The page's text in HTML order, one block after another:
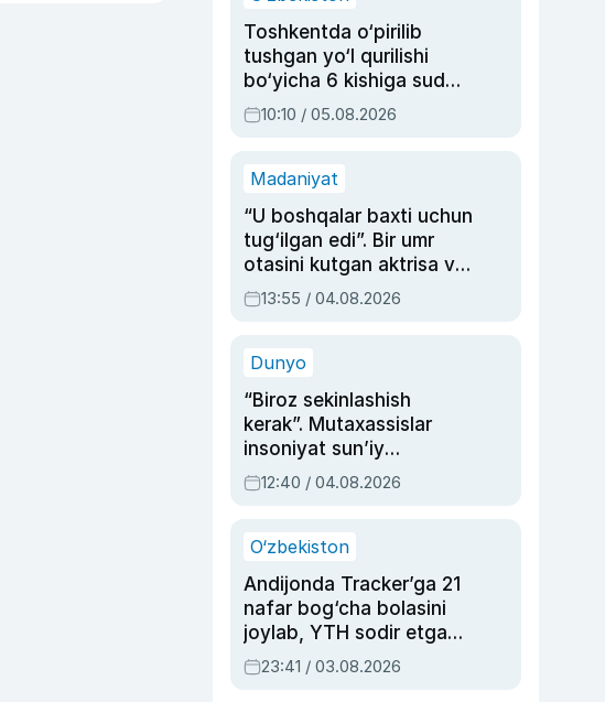
Toshkentda o‘pirilib
tushgan yo‘l qurilishi
bo‘yicha 6 kishiga sud
hukmi o‘qildi
10:10 / 05.08.2026
Madaniyat
“U boshqalar baxti uchun
tug‘ilgan edi”. Bir umr
otasini kutgan aktrisa va
dublyaj ustasi Rimma
Ahmedovaning
13:55 / 04.08.2026
Dunyo
“Biroz sekinlashish
kerak”. Mutaxassislar
insoniyat sun’iy
intellektni boshqara
olmay qolishidan xavotir
12:40 / 04.08.2026
O‘zbekiston
Andijonda Tracker’ga 21
nafar bog‘cha bolasini
joylab, YTH sodir etgan
ayolga sud hukmi o‘qildi
23:41 / 03.08.2026